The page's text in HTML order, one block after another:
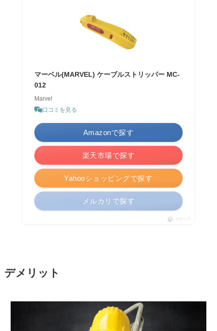
マーベル(MARVEL) ケーブルストリッパー MC-
012
Marvel
口コミを見る
Amazonで探す
楽天市場で探す
Yahooショッピングで探す
メルカリで探す
ポチップ
デメリット